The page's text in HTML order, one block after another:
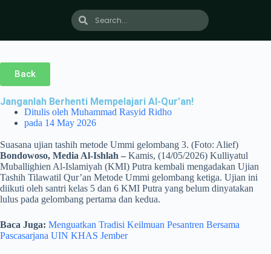
Back
Janganlah Berhenti Mempelajari Al-Qur’an!
Ditulis oleh Muhammad Rasyid Ridho
pada 14 May 2026
Suasana ujian tashih metode Ummi gelombang 3. (Foto: Alief)
Bondowoso, Media Al-Ishlah – Kamis, (14/05/2026) Kulliyatul
Muballighien Al-Islamiyah (KMI) Putra kembali mengadakan Ujian
Tashih Tilawatil Qur’an Metode Ummi gelombang ketiga. Ujian ini
diikuti oleh santri kelas 5 dan 6 KMI Putra yang belum dinyatakan
lulus pada gelombang pertama dan kedua.
Baca Juga: Menguatkan Tradisi Keilmuan Pesantren Bersama
Pascasarjana UIN KHAS Jember